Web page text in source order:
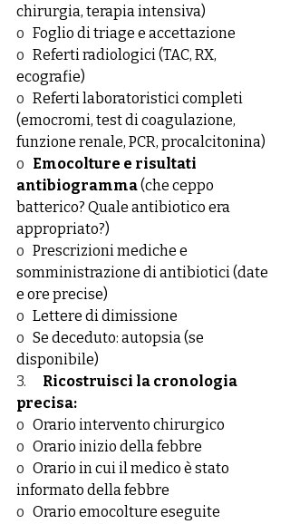
chirurgia, terapia intensiva)
o Foglio di triage e accettazione
o Referti radiologici (TAC, RX,
ecografie)
o Referti laboratoristici completi
(emocromi, test di coagulazione,
funzione renale, PCR, procalcitonina)
o Emocolture e risultati
antibiogramma (che ceppo
batterico? Quale antibiotico era
appropriato?)
o Prescrizioni mediche e
somministrazione di antibiotici (date
e ore precise)
o Lettere di dimissione
o Se deceduto: autopsia (se
disponibile)
3. Ricostruisci la cronologia
precisa:
o Orario intervento chirurgico
o Orario inizio della febbre
o Orario in cui il medico è stato
informato della febbre
o Orario emocolture eseguite